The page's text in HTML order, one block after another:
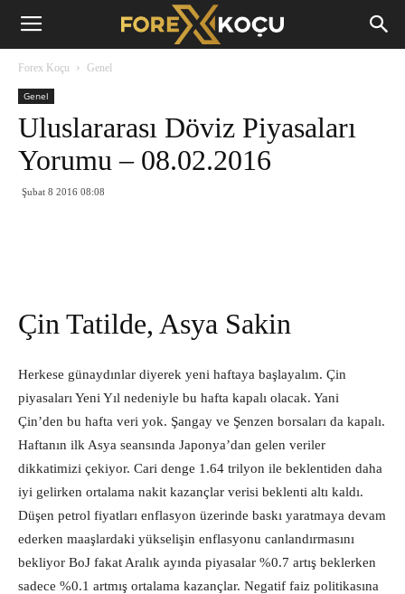
Forex
Forex Koçu Genel
Genel
Uluslararası Döviz Piyasaları
Yorumu – 08.02.2016
Şubat 8 2016 08:08
Çin Tatilde, Asya Sakin
Herkese günaydınlar diyerek yeni haftaya başlayalım. Çin
piyasaları Yeni Yıl nedeniyle bu hafta kapalı olacak. Yani
Çin’den bu hafta veri yok. Şangay ve Şenzen borsaları da kapalı.
Haftanın ilk Asya seansında Japonya’dan gelen veriler
dikkatimizi çekiyor. Cari denge 1.64 trilyon ile beklentiden daha
iyi gelirken ortalama nakit kazançlar verisi beklenti altı kaldı.
Düşen petrol fiyatları enflasyon üzerinde baskı yaratmaya devam
ederken maaşlardaki yükselişin enflasyonu canlandırmasını
bekliyor BoJ fakat Aralık ayında piyasalar %0.7 artış beklerken
sadece %0.1 artmış ortalama kazançlar. Negatif faiz politikasına